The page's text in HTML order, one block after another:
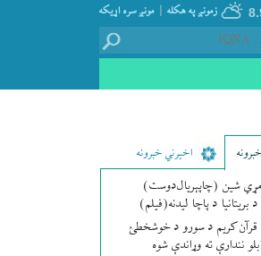
مونږ سره اړيکه | زمونږ په هکله
اخیرني خبرونه
شین (چاپېریال‌دوست)
د پاچا لیدنه(فیلم)
قرآن کریم د سورو د خوشخطئ
نندارې ته وړاندې شوه